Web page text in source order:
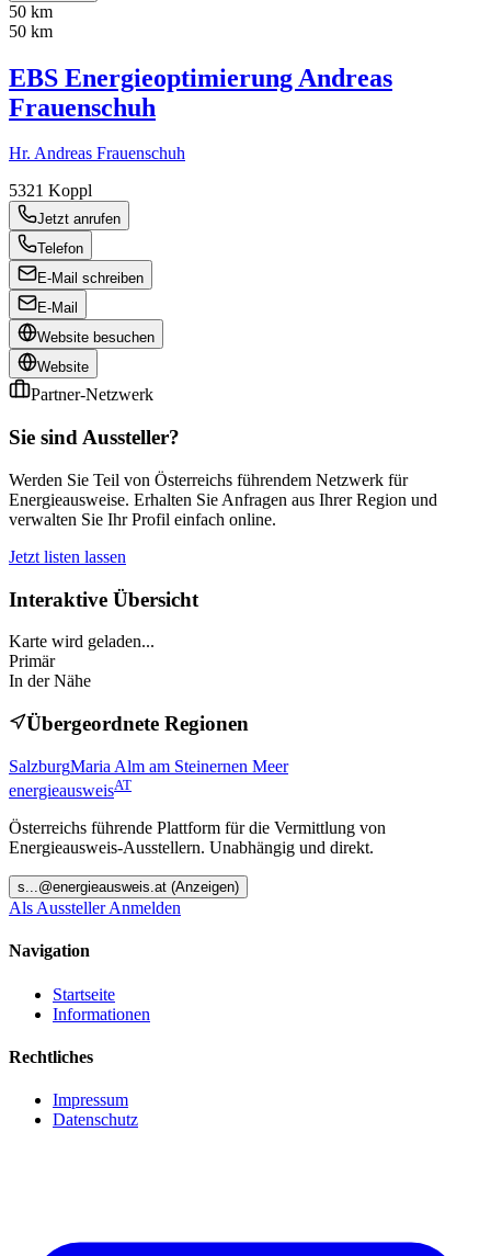
50 km
50 km
EBS Energieoptimierung Andreas
Frauenschuh
Hr. Andreas Frauenschuh
5321 Koppl
Jetzt anrufen
Telefon
E-Mail schreiben
E-Mail
Website besuchen
Website
Partner-Netzwerk
Sie sind Aussteller?
Werden Sie Teil von Österreichs führendem Netzwerk für
Energieausweise. Erhalten Sie Anfragen aus Ihrer Region und
verwalten Sie Ihr Profil einfach online.
Jetzt listen lassen
Interaktive Übersicht
Karte wird geladen...
Primär
In der Nähe
Übergeordnete Regionen
SalzburgMaria Alm am Steinernen Meer
energieausweisAT
Österreichs führende Plattform für die Vermittlung von
Energieausweis-Ausstellern. Unabhängig und direkt.
s...@energieausweis.at (Anzeigen)
Als Aussteller Anmelden
Navigation
Startseite
Informationen
Rechtliches
Impressum
Datenschutz